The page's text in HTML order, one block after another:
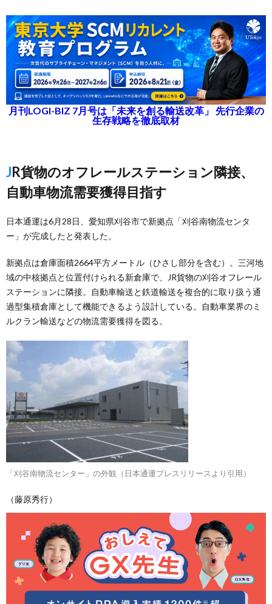
月刊LOGI-BIZ 7月号は「未来を創る輸送改革」 先行企業の
生存戦略を徹底取材
JR貨物のオフレールステーション隣接、
自動車物流需要獲得目指す
日本通運は6月28日、愛知県刈谷市で新拠点「刈谷南物流センタ
ー」が完成したと発表した。
新拠点は倉庫面積2664平方メートル（ひさし部分を含む）。三河地
域の中核拠点と位置付けられる新倉庫で、JR貨物の刈谷オフレール
ステーションに隣接。自動車輸送と鉄道輸送を複合的に取り扱う通
過型集積倉庫として機能できるよう設計している。自動車業界のミ
ルクラン輸送などの物流需要獲得を図る。
「刈谷南物流センター」の外観（日本通運プレスリリースより引用）
（藤原秀行）